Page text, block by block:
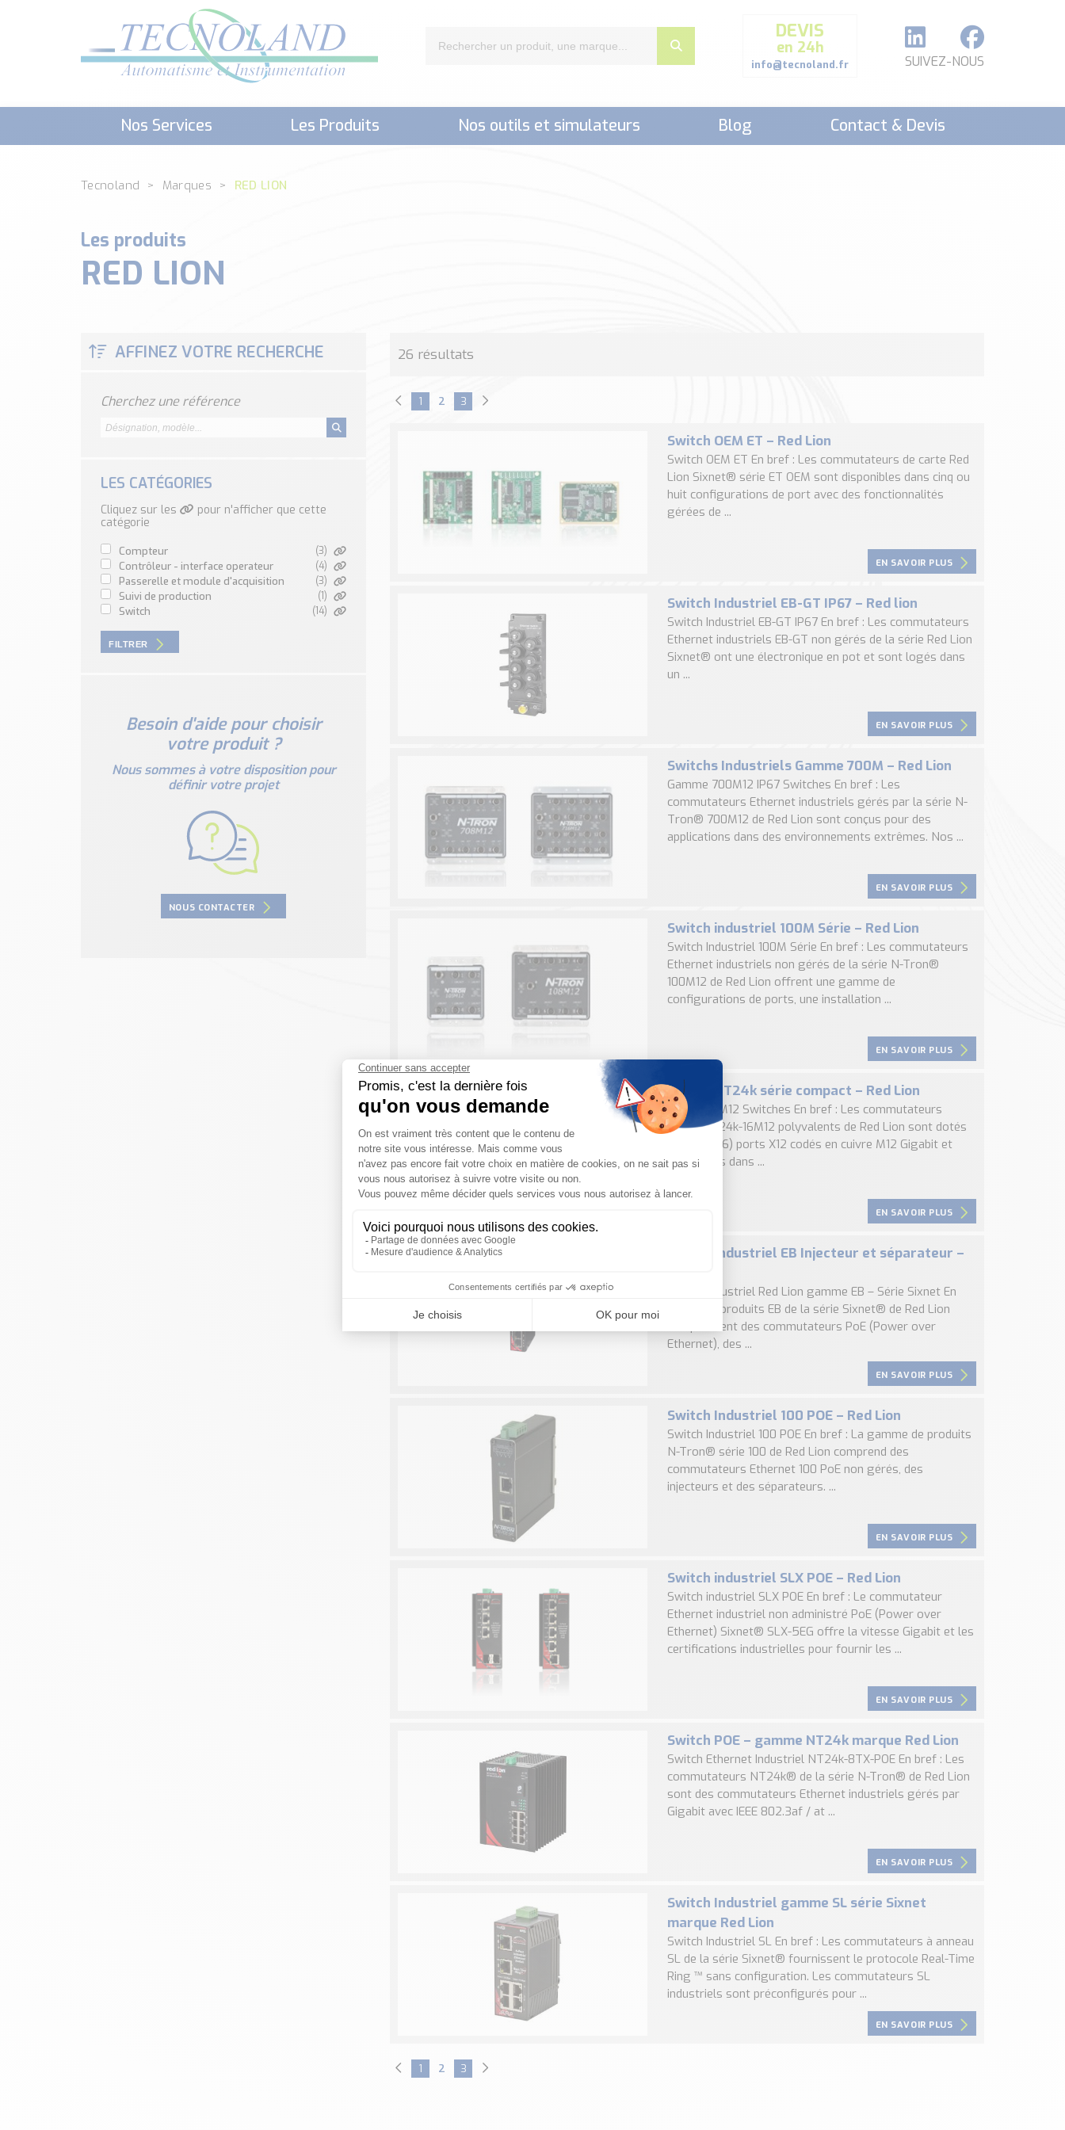
DEVIS
en 24h
info@tecnoland.fr SUIVEZ-NOUS
Nos Services Les Produits Nos outils et simulateurs Blog Contact & Devis
Tecnoland Marques RED LION
Les produits
RED LION
AFFINEZ VOTRE RECHERCHE
Cherchez une référence
LES CATÉGORIES
Cliquez sur les
pour n'afficher que cette
catégorie
compteur (3)
contrôleur - interface operateur (4)
passerelle et module d'acquisition (3)
suivi de production (1)
switch (14)
FILTRER
Besoin d'aide pour choisir
votre produit ?
Nous sommes à votre disposition pour
définir votre projet
NOUS CONTACTER
26 résultats
1 2 3
Switch OEM ET – Red Lion
Switch OEM ET En bref : Les commutateurs de carte Red
Lion Sixnet® série ET OEM sont disponibles dans cinq ou
huit configurations de port avec des fonctionnalités
gérées de ...
EN SAVOIR PLUS
Switch Industriel EB-GT IP67 – Red lion
Switch Industriel EB-GT IP67 En bref : Les commutateurs
Ethernet industriels EB-GT non gérés de la série Red Lion
Sixnet® ont une électronique en pot et sont logés dans
un ...
EN SAVOIR PLUS
Switchs Industriels Gamme 700M – Red Lion
Gamme 700M12 IP67 Switches En bref : Les
commutateurs Ethernet industriels gérés par la série N-
Tron® 700M12 de Red Lion sont conçus pour des
applications dans des environnements extrêmes. Nos ...
EN SAVOIR PLUS
Switch industriel 100M Série – Red Lion
Switch Industriel 100M Série En bref : Les commutateurs
Ethernet industriels non gérés de la série N-Tron®
100M12 de Red Lion offrent une gamme de
configurations de ports, une installation ...
EN SAVOIR PLUS
Switch NT24k série compact – Red Lion
NT24k 16M12 Switches En bref : Les commutateurs
gérés NT24k-16M12 polyvalents de Red Lion sont dotés
de seize (16) ports X12 codés en cuivre M12 Gigabit et
sont logés dans ...
EN SAVOIR PLUS
Switch Industriel EB Injecteur et séparateur –
Switch industriel Red Lion gamme EB – Série Sixnet En
bref : Les produits EB de la série Sixnet® de Red Lion
comprennent des commutateurs PoE (Power over
Ethernet), des ...
EN SAVOIR PLUS
Switch Industriel 100 POE – Red Lion
Switch Industriel 100 POE En bref : La gamme de produits
N-Tron® série 100 de Red Lion comprend des
commutateurs Ethernet 100 PoE non gérés, des
injecteurs et des séparateurs. ...
EN SAVOIR PLUS
Switch industriel SLX POE – Red Lion
Switch industriel SLX POE En bref : Le commutateur
Ethernet industriel non administré PoE (Power over
Ethernet) Sixnet® SLX-5EG offre la vitesse Gigabit et les
certifications industrielles pour fournir les ...
EN SAVOIR PLUS
Switch POE – gamme NT24k marque Red Lion
Switch Ethernet Industriel NT24k-8TX-POE En bref : Les
commutateurs NT24k® de la série N-Tron® de Red Lion
sont des commutateurs Ethernet industriels gérés par
Gigabit avec IEEE 802.3af / at ...
EN SAVOIR PLUS
Switch Industriel gamme SL série Sixnet
marque Red Lion
Switch Industriel SL En bref : Les commutateurs à anneau
SL de la série Sixnet® fournissent le protocole Real-Time
Ring ™ sans configuration. Les commutateurs SL
industriels sont préconfigurés pour ...
EN SAVOIR PLUS
1 2 3